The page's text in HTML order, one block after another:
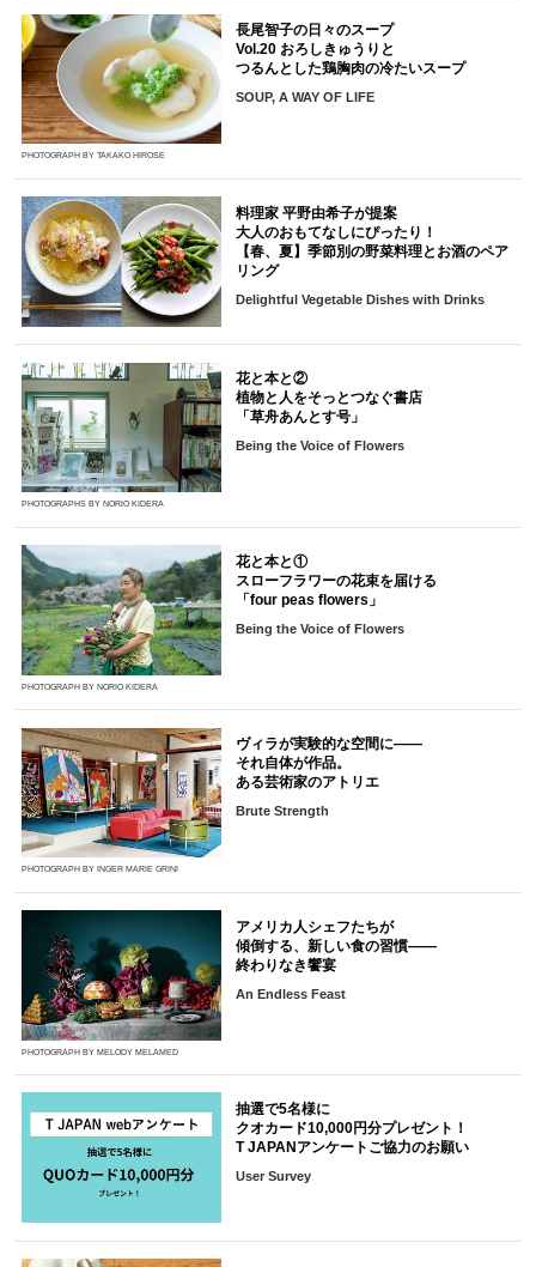
PHOTOGRAPH BY TAKAKO HIROSE
長尾智子の日々のスープ
Vol.20 おろしきゅうりと
つるんとした鶏胸肉の冷たいスープ
SOUP, A WAY OF LIFE
料理家 平野由希子が提案
大人のおもてなしにぴったり！
【春、夏】季節別の野菜料理とお酒のペア
リング
Delightful Vegetable Dishes with Drinks
PHOTOGRAPHS BY NORIO KIDERA
花と本と②
植物と人をそっとつなぐ書店
「草舟あんとす号」
Being the Voice of Flowers
PHOTOGRAPH BY NORIO KIDERA
花と本と①
スローフラワーの花束を届ける
「four peas flowers」
Being the Voice of Flowers
PHOTOGRAPH BY INGER MARIE GRINI
ヴィラが実験的な空間に――
それ自体が作品。
ある芸術家のアトリエ
Brute Strength
PHOTOGRAPH BY MELODY MELAMED
アメリカ人シェフたちが
傾倒する、新しい食の習慣――
終わりなき饗宴
An Endless Feast
抽選で5名様に
クオカード10,000円分プレゼント！
T JAPANアンケートご協力のお願い
User Survey